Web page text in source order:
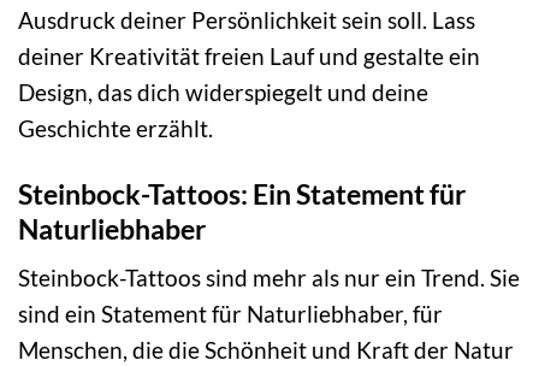
Ausdruck deiner Persönlichkeit sein soll. Lass
deiner Kreativität freien Lauf und gestalte ein
Design, das dich widerspiegelt und deine
Geschichte erzählt.
Steinbock-Tattoos: Ein Statement für
Naturliebhaber
Steinbock-Tattoos sind mehr als nur ein Trend. Sie
sind ein Statement für Naturliebhaber, für
Menschen, die die Schönheit und Kraft der Natur